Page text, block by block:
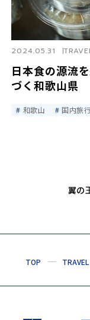
日本食の源流
づく和歌山県
2024.05.31
和歌山 国内旅
翼の
TOP TRAVEL